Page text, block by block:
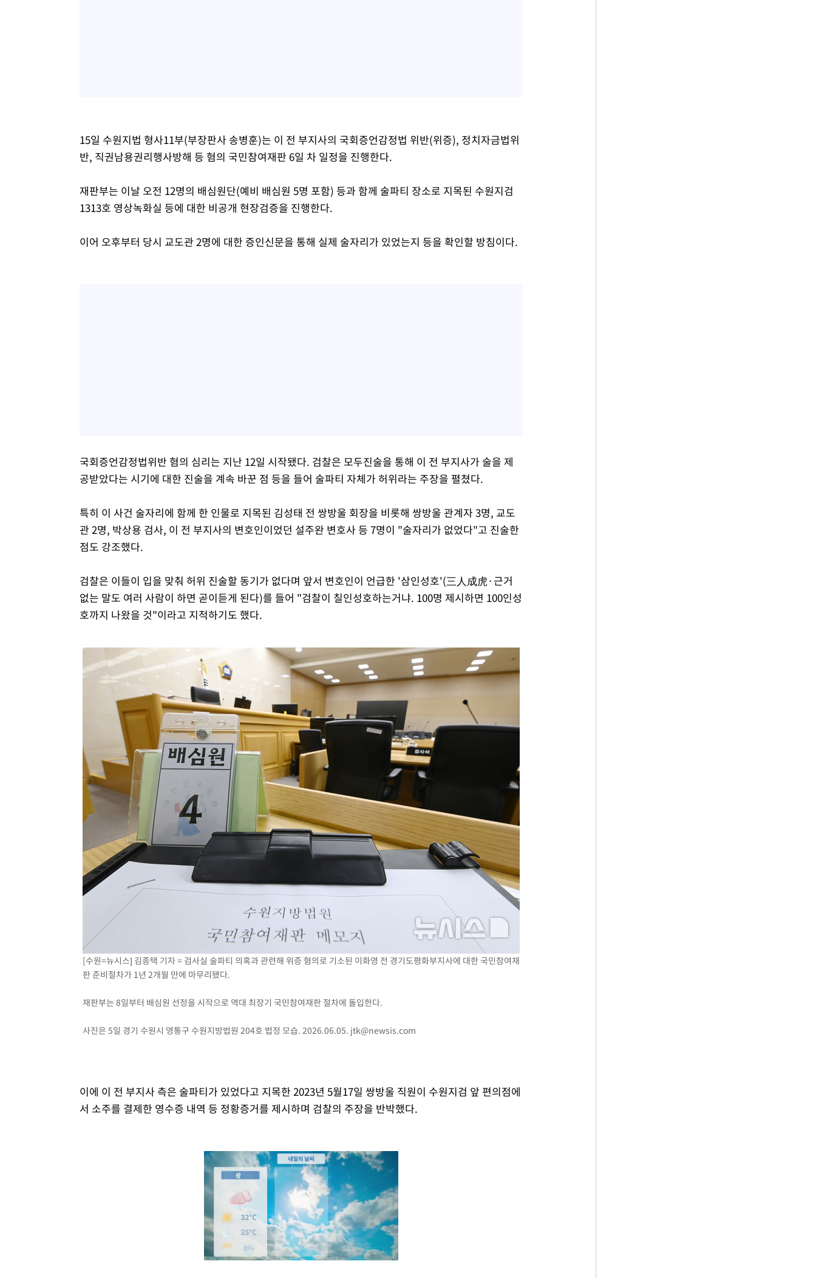
15일 수원지법 형사11부(부장판사 송병훈)는 이 전 부지사의 국회증언감정법 위반(위증), 정치자금법위
반, 직권남용권리행사방해 등 혐의 국민참여재판 6일 차 일정을 진행한다.
재판부는 이날 오전 12명의 배심원단(예비 배심원 5명 포함) 등과 함께 술파티 장소로 지목된 수원지검
1313호 영상녹화실 등에 대한 비공개 현장검증을 진행한다.
이어 오후부터 당시 교도관 2명에 대한 증인신문을 통해 실제 술자리가 있었는지 등을 확인할 방침이다.
국회증언감정법위반 혐의 심리는 지난 12일 시작됐다. 검찰은 모두진술을 통해 이 전 부지사가 술을 제
공받았다는 시기에 대한 진술을 계속 바꾼 점 등을 들어 술파티 자체가 허위라는 주장을 펼쳤다.
특히 이 사건 술자리에 함께 한 인물로 지목된 김성태 전 쌍방울 회장을 비롯해 쌍방울 관계자 3명, 교도
관 2명, 박상용 검사, 이 전 부지사의 변호인이었던 설주완 변호사 등 7명이 "술자리가 없었다"고 진술한
점도 강조했다.
검찰은 이들이 입을 맞춰 허위 진술할 동기가 없다며 앞서 변호인이 언급한 '삼인성호'(三人成虎·근거
없는 말도 여러 사람이 하면 곧이듣게 된다)를 들어 "검찰이 칠인성호하는거냐. 100명 제시하면 100인성
호까지 나왔을 것"이라고 지적하기도 했다.
[수원=뉴시스] 김종택 기자 = 검사실 술파티 의혹과 관련해 위증 혐의로 기소된 이화영 전 경기도평화부지사에 대한 국민참여재
판 준비절차가 1년 2개월 만에 마무리됐다.
재판부는 8일부터 배심원 선정을 시작으로 역대 최장기 국민참여재판 절차에 돌입한다.
사진은 5일 경기 수원시 영통구 수원지방법원 204호 법정 모습. 2026.06.05. jtk@newsis.com
이에 이 전 부지사 측은 술파티가 있었다고 지목한 2023년 5월17일 쌍방울 직원이 수원지검 앞 편의점에
서 소주를 결제한 영수증 내역 등 정황증거를 제시하며 검찰의 주장을 반박했다.